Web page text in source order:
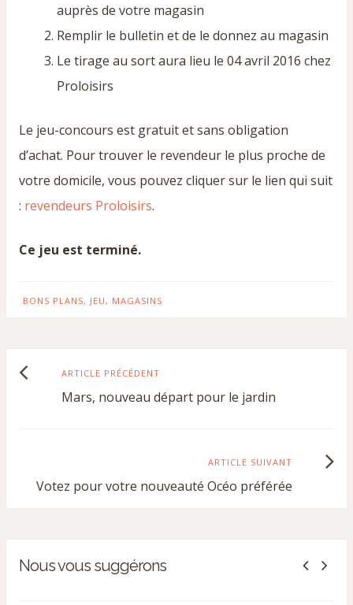
auprès de votre magasin
Remplir le bulletin et de le donnez au magasin
Le tirage au sort aura lieu le 04 avril 2016 chez
Proloisirs
Le jeu-concours est gratuit et sans obligation
d’achat. Pour trouver le revendeur le plus proche de
votre domicile, vous pouvez cliquer sur le lien qui suit
: revendeurs Proloisirs.
Ce jeu est terminé.
BONS PLANS, JEU, MAGASINS
ARTICLE PRÉCÉDENT
précédent
Mars, nouveau départ pour le jardin
ARTICLE SUIVANT
Votez pour votre nouveauté Océo préférée
Article
Nous vous suggérons